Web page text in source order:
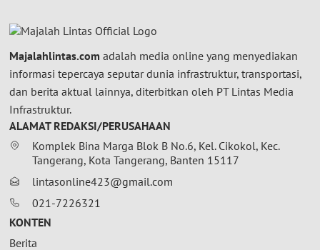
Majalahlintas.com adalah media online yang menyediakan
informasi tepercaya seputar dunia infrastruktur, transportasi,
dan berita aktual lainnya, diterbitkan oleh PT Lintas Media
Infrastruktur.
ALAMAT REDAKSI/PERUSAHAAN
Komplek Bina Marga Blok B No.6, Kel. Cikokol, Kec.
Tangerang, Kota Tangerang, Banten 15117
lintasonline423@gmail.com
021-7226321
KONTEN
Berita